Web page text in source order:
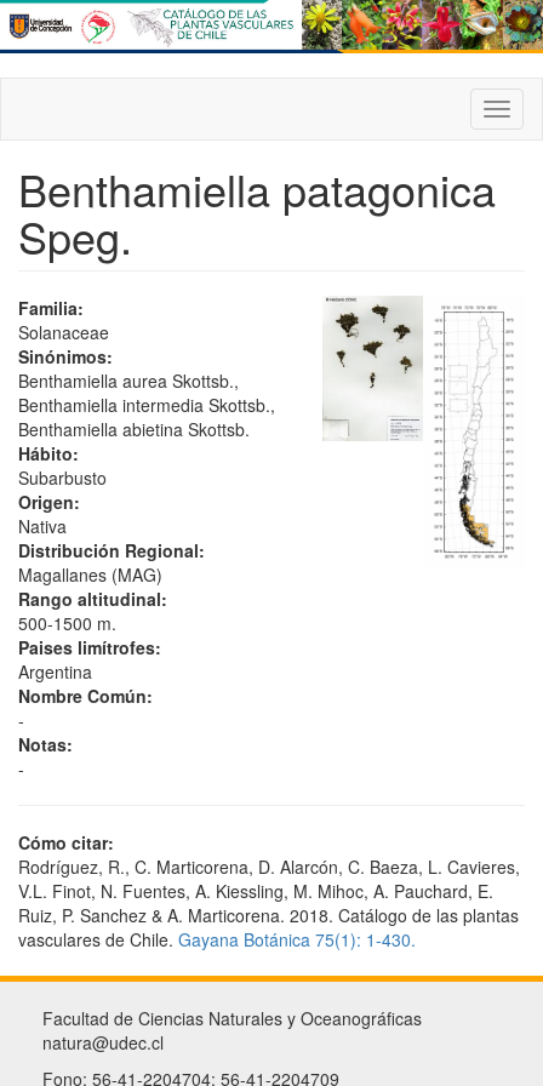
Pasar
al
contenido
principal
Benthamiella patagonica
Speg.
Familia:
Solanaceae
Sinónimos:
Benthamiella aurea Skottsb.,
Benthamiella intermedia Skottsb.,
Benthamiella abietina Skottsb.
Hábito:
Subarbusto
Origen:
Nativa
Distribución Regional:
Magallanes (MAG)
Rango altitudinal:
500-1500 m.
Paises limítrofes:
Argentina
Nombre Común:
-
Notas:
-
Cómo citar:
Rodríguez, R., C. Marticorena, D. Alarcón, C. Baeza, L. Cavieres,
V.L. Finot, N. Fuentes, A. Kiessling, M. Mihoc, A. Pauchard, E.
Ruiz, P. Sanchez & A. Marticorena. 2018. Catálogo de las plantas
vasculares de Chile. Gayana Botánica 75(1): 1-430.
Facultad de Ciencias Naturales y Oceanográficas
natura@udec.cl
Fono: 56-41-2204704; 56-41-2204709